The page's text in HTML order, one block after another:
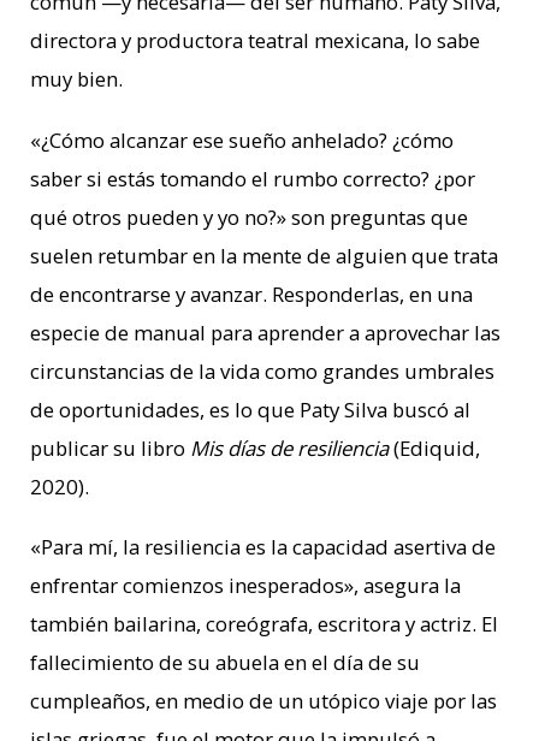
directora y productora teatral mexicana, lo sabe
muy bien.
«¿Cómo alcanzar ese sueño anhelado? ¿cómo
saber si estás tomando el rumbo correcto? ¿por
qué otros pueden y yo no?» son preguntas que
suelen retumbar en la mente de alguien que trata
de encontrarse y avanzar. Responderlas, en una
especie de manual para aprender a aprovechar las
circunstancias de la vida como grandes umbrales
de oportunidades, es lo que Paty Silva buscó al
publicar su libro Mis días de resiliencia(Ediquid,
2020).
«Para mí, la resiliencia es la capacidad asertiva de
enfrentar comienzos inesperados», asegura la
también bailarina, coreógrafa, escritora y actriz. El
fallecimiento de su abuela en el día de su
cumpleaños, en medio de un utópico viaje por las